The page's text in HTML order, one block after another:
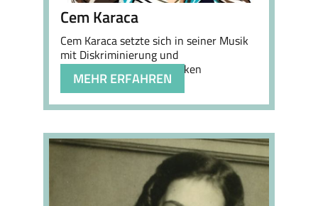
Cem Karaca
Cem Karaca setzte sich in seiner Musik
mit Diskriminierung und
gesellschaftlichen Schranken
auseinander.
MEHR ERFAHREN